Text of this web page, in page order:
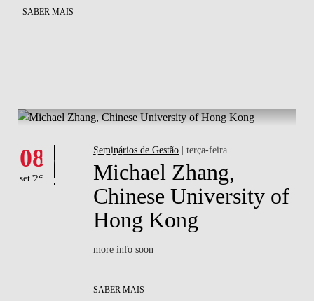
SABER MAIS
Eventos
08
set '26
Seminários de Gestão | terça-feira
Michael Zhang,
Chinese University of
Hong Kong
more info soon
SABER MAIS